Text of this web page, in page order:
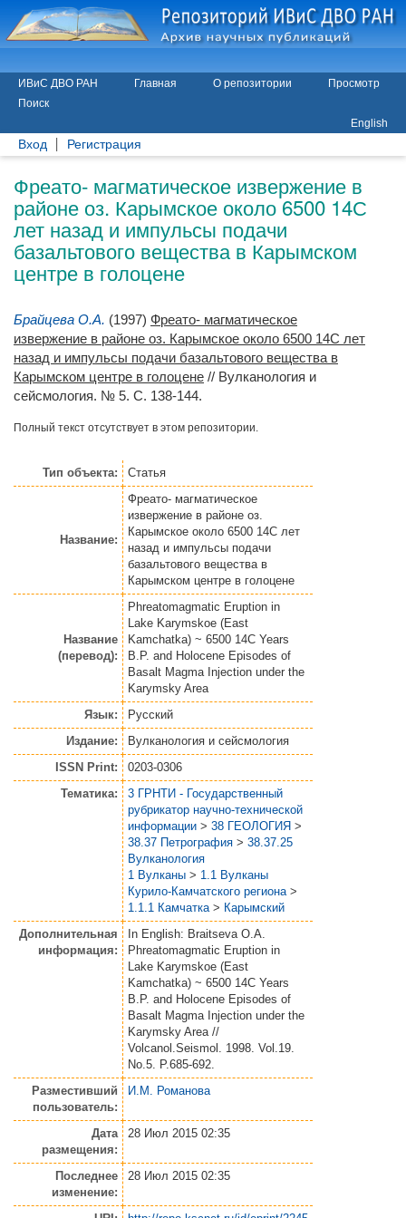
ИВиС ДВО РАН Главная О репозитории
Просмотр
Поиск
English
Вход Регистрация
Фреато- магматическое извержение в
районе оз. Карымское около 6500 14С
лет назад и импульсы подачи
базальтового вещества в Карымском
центре в голоцене
Брайцева О.А. (1997) Фреато- магматическое
извержение в районе оз. Карымское около 6500 14С лет
назад и импульсы подачи базальтового вещества в
Карымском центре в голоцене // Вулканология и
сейсмология. № 5. С. 138-144.
Полный текст отсутствует в этом репозитории.
Тип объекта: Статья
Название:
Фреато- магматическое
извержение в районе оз.
Карымское около 6500 14С лет
назад и импульсы подачи
базальтового вещества в
Карымском центре в голоцене
Название
(перевод):
Phreatomagmatic Eruption in
Lake Karymskoe (East
Kamchatka) ~ 6500 14C Years
B.P. and Holocene Episodes of
Basalt Magma Injection under the
Karymsky Area
Язык:
Русский
Издание:
Вулканология и сейсмология
ISSN Print:
0203-0306
Тематика:
3 ГРНТИ - Государственный
рубрикатор научно-технической
информации > 38 ГЕОЛОГИЯ >
38.37 Петрография > 38.37.25
Вулканология
1 Вулканы > 1.1 Вулканы
Курило-Камчатского региона >
1.1.1 Камчатка > Карымский
Дополнительная
информация:
In English: Braitseva O.A.
Phreatomagmatic Eruption in
Lake Karymskoe (East
Kamchatka) ~ 6500 14C Years
B.P. and Holocene Episodes of
Basalt Magma Injection under the
Karymsky Area //
Volcanol.Seismol. 1998. Vol.19.
No.5. P.685-692.
Разместивший
пользователь:
И.М. Романова
Дата
размещения:
28 Июл 2015 02:35
Последнее
изменение:
28 Июл 2015 02:35